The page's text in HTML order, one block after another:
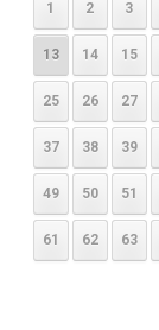
1 2 3
13 14 15
25 26 27
37 38 39
49 50 51
61 62 63